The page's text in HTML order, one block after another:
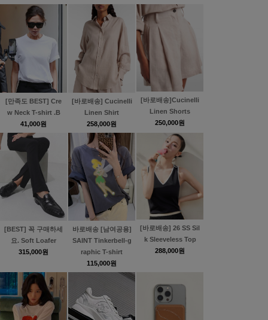
[만족도 BEST] Cre
w Neck T-shirt .B
41,000원
[바로배송] Cucinelli
Linen Shirt
258,000원
[바로배송]Cucinelli
Linen Shorts
250,000원
[BEST] 꼭 구매하세
요. Soft Loafer
315,000원
바로배송 [남여공용]
SAINT Tinkerbell-g
raphic T-shirt
115,000원
[바로배송] 26 SS Sil
k Sleeveless Top
288,000원